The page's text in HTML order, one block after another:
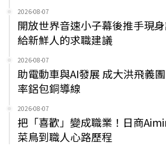
2026-08-07
開放世界音速小子幕後推手現
給新鮮人的求職建議
2026-08-07
助電動車與AI發展 成大洪飛義
率鋁包銅導線
2026-08-07
把「喜歡」變成職業！日商
菜鳥到職人心路歷程